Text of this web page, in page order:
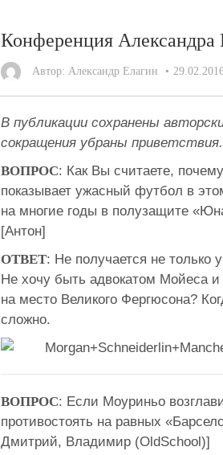
Конференция
Автор: Александр Елагин
В публикации сохранены
сокращения убраны приветствия.
ВОПРОС: Как Вы считаете,
показывает ужасный футбол в
на многие годы в полузащите
[Антон]
ОТВЕТ: Не получается не только
Не хочу быть адвокатом Мойеса
на место Великого Фергюсона?
сложно.
ВОПРОС: Если Моуриньо
противостоять на равных
Дмитрий, Владимир (OldSchool)]